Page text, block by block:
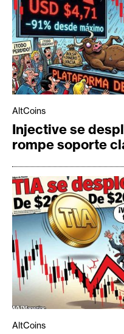
AltCoins
Injective se
rompe soporte
AltCoins